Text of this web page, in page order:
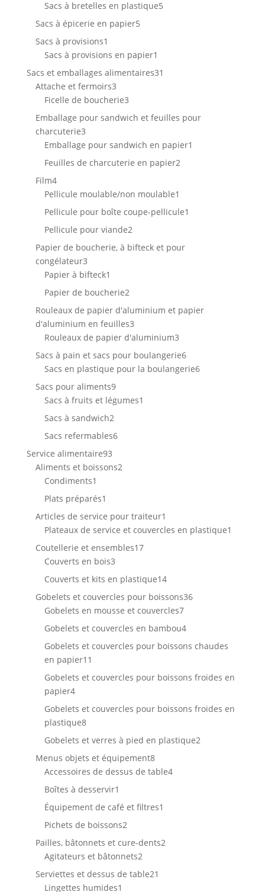
produits
Sacs à bretelles en plastique55
Sacs à épicerie en papier55
Sacs à provisions1
produit
Sacs à provisions en papier1
produit
Sacs et emballages alimentaires31
Attache et fermoirs33
produits
Ficelle de boucherie33
produits
Emballage pour sandwich et feuilles pour
charcuterie33
produits
Emballage pour sandwich en papier1
Feuilles de charcuterie en papier22
Film44
produits
Pellicule moulable/non moulable1
produit
Pellicule pour boîte coupe-pellicule1
Pellicule pour viande22
produits
Papier de boucherie, à bifteck et pour
congélateur33
produits
Papier à bifteck1
produit
Papier de boucherie22
produits
Rouleaux de papier d'aluminium et papier
d'aluminium en feuilles33
produits
Rouleaux de papier d'aluminium33
produits
Sacs à pain et sacs pour boulangerie66
produits
Sacs en plastique pour la boulangerie66
Sacs pour aliments99
produits
Sacs à fruits et légumes1
Sacs à sandwich22
produits
Sacs refermables66
Service alimentaire9393
produits
Aliments et boissons22
Condiments1
produit
Plats préparés1
produit
Articles de service pour traiteur1
produit
Plateaux de service et couvercles en plastique1
Coutellerie et ensembles1717
Couverts en bois33
produits
Couverts et kits en plastique1414
produits
Gobelets et couvercles pour boissons3636
Gobelets en mousse et couvercles77
produits
Gobelets et couvercles en bambou44
produits
Gobelets et couvercles pour boissons chaudes
en papier11
produits
Gobelets et couvercles pour boissons froides en
papier44
produits
Gobelets et couvercles pour boissons froides en
plastique88
produits
Gobelets et verres à pied en plastique22
Menus objets et équipement88
produits
Accessoires de dessus de table44
Boîtes à desservir1
produit
Équipement de café et filtres1
Pichets de boissons22
produits
Pailles, bâtonnets et cure-dents22
Agitateurs et bâtonnets22
produits
Serviettes et dessus de table21
Lingettes humides1